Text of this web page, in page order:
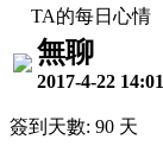
TA的每日心情
無聊
2017-4-22 14:01
簽到天數: 90 天